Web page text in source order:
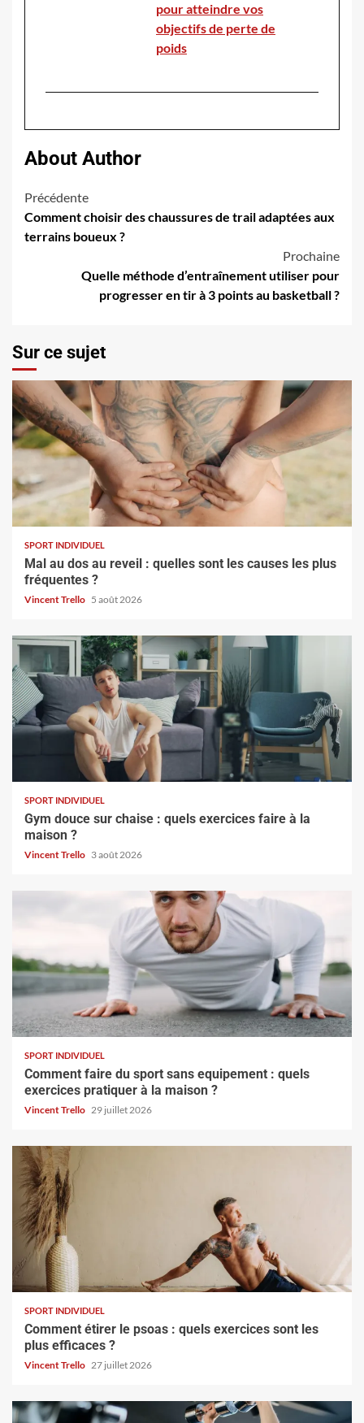
pour atteindre vos
objectifs de perte de
poids
About Author
Navigation
d’article
Précédente
Comment choisir des chaussures de trail adaptées aux
terrains boueux ?
Prochaine
Quelle méthode d’entraînement utiliser pour
progresser en tir à 3 points au basketball ?
Sur ce sujet
SPORT INDIVIDUEL
Mal au dos au reveil : quelles sont les causes les plus
fréquentes ?
Vincent Trello 5 août 2026
SPORT INDIVIDUEL
Gym douce sur chaise : quels exercices faire à la
maison ?
Vincent Trello 3 août 2026
SPORT INDIVIDUEL
Comment faire du sport sans equipement : quels
exercices pratiquer à la maison ?
Vincent Trello 29 juillet 2026
SPORT INDIVIDUEL
Comment étirer le psoas : quels exercices sont les
plus efficaces ?
Vincent Trello 27 juillet 2026